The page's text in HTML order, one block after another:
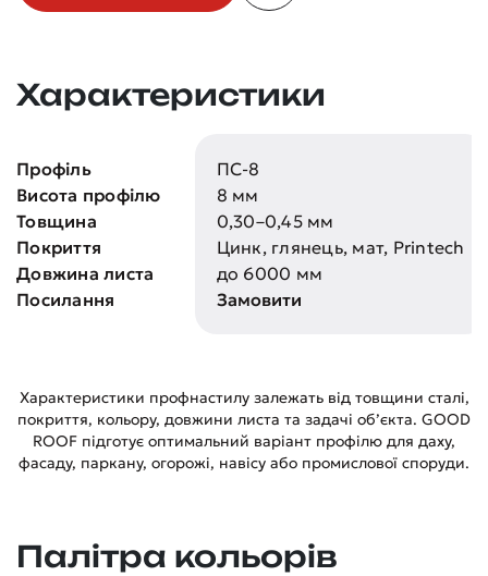
Характеристики
Профіль
Висота профілю
Товщина
Покриття
Довжина листа
Посилання
ПС-8
8 мм
0,30–0,45 мм
Цинк, глянець, мат, Printech
до 6000 мм
Замовити
Характеристики профнастилу залежать від товщини сталі,
покриття, кольору, довжини листа та задачі об’єкта. GOOD
ROOF підготує оптимальний варіант профілю для даху,
фасаду, паркану, огорожі, навісу або промислової споруди.
Палітра кольорів